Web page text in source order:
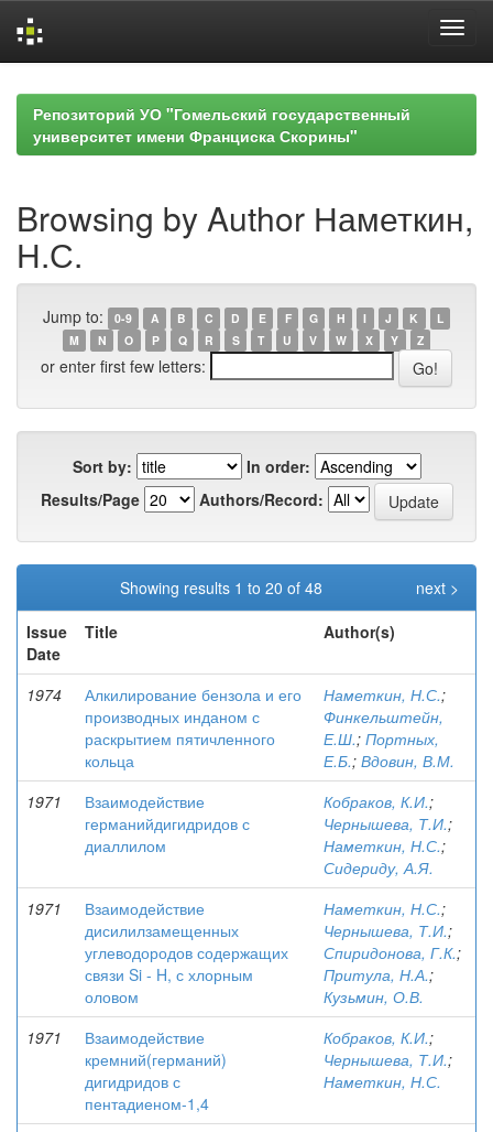
navigationРепозиторий УО "Гомельский государственный
университет имени Франциска Скорины"
Browsing by Author Наметкин,
Н.С.
Jump to: 0-9 A B C D E F G H I J K
L
M
N O P Q R S T U V W X Y Z
or enter first few letters:
Sort by:
In order:
Results/Page
Authors/Record:
Showing results 1 to 20 of 48
next >
Issue
Date
Title Author(s)
1974
Алкилирование бензола и его
производных инданом с
раскрытием пятичленного
кольца
Наметкин, Н.С.;
Финкельштейн,
Е.Ш.; Портных,
Е.Б.; Вдовин, В.М.
1971
Взаимодействие
германийдигидридов с
диаллилом
Кобраков, К.И.;
Чернышева, Т.И.;
Наметкин, Н.С.;
Сидериду, А.Я.
1971
Взаимодействие
дисилилзамещенных
углеводородов содержащих
связи Si - H, с хлорным
оловом
Наметкин, Н.С.;
Чернышева, Т.И.;
Спиридонова, Г.К.;
Притула, Н.А.;
Кузьмин, О.В.
1971
Взаимодействие
кремний(германий)
дигидридов с
пентадиеном-1,4
Кобраков, К.И.;
Чернышева, Т.И.;
Наметкин, Н.С.